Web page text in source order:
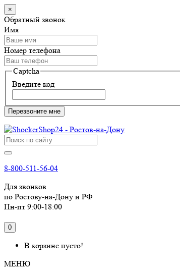
×
Обратный звонок
Имя
Номер телефона
Captcha
Введите код
Перезвоните мне
8-800-511-56-04
Для звонков
по Ростову-на-Дону и РФ
Пн-пт 9:00-18:00
0
В корзине пусто!
МЕНЮ